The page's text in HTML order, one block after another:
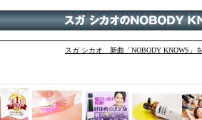
スガ シカオ 新曲「NOBODY KNOWS」